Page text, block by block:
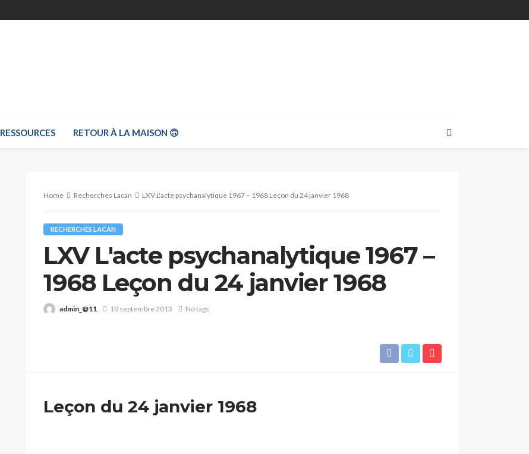
RESSOURCES RETOUR À LA MAISON 🙃
Home Recherches Lacan LXV L'acte psychanalytique 1967 – 1968 Leçon du 24 janvier 1968
RECHERCHES LACAN
LXV L'acte psychanalytique 1967 –
1968 Leçon du 24 janvier 1968
admin_@11 10 septembre 2013 No tags
Leçon du 24 janvier 1968